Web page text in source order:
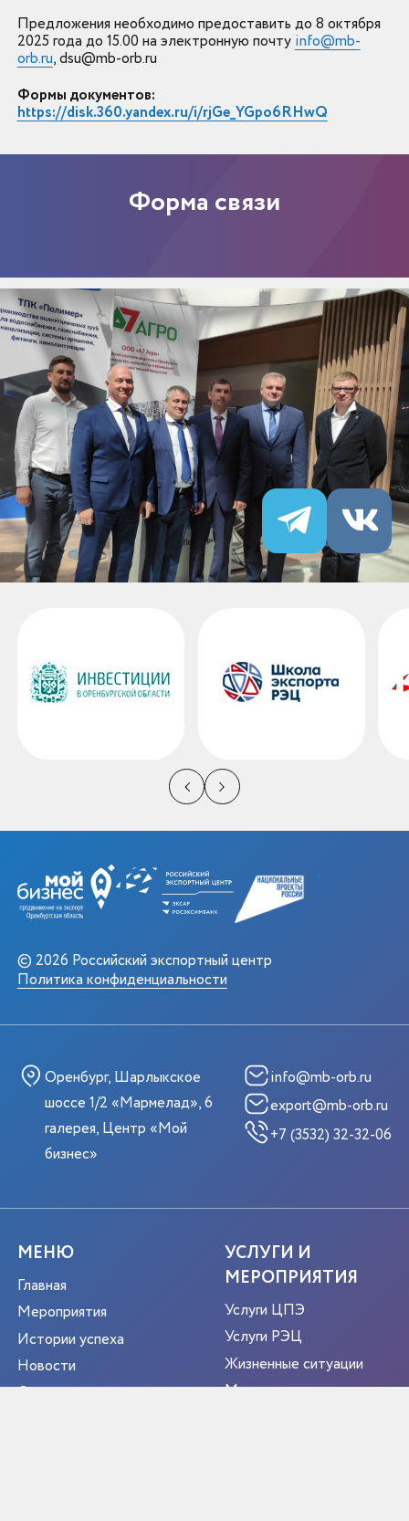
Предложения необходимо предоставить до 8 октября
2025 года до 15.00 на электронную почту info@mb-
orb.ru, dsu@mb-orb.ru
Формы документов:
https://disk.360.yandex.ru/i/rjGe_YGpo6RHwQ
Форма связи
© 2026 Российский экспортный центр
Политика конфиденциальности
Оренбург, Шарлыкское
шоссе 1/2 «Мармелад», 6
галерея, Центр «Мой
бизнес»
info@mb-orb.ru
export@mb-orb.ru
+7 (3532) 32-32-06
МЕНЮ
Главная
Мероприятия
Истории успеха
Новости
О центре
УСЛУГИ И
МЕРОПРИЯТИЯ
Услуги ЦПЭ
Услуги РЭЦ
Жизненные ситуации
Мероприятия